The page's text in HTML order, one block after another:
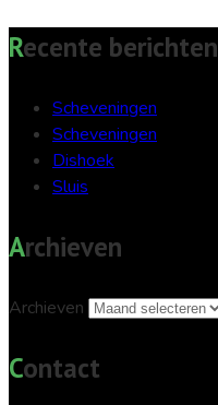
Recente berichten
Scheveningen
Scheveningen
Dishoek
Sluis
Archieven
Archieven
Contact